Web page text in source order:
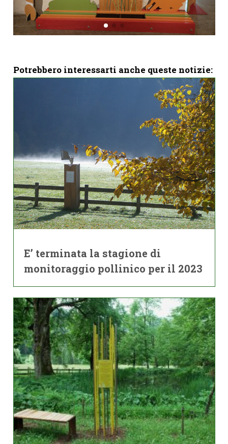
Potrebbero interessarti anche queste notizie:
E’ terminata la stagione di
monitoraggio pollinico per il 2023